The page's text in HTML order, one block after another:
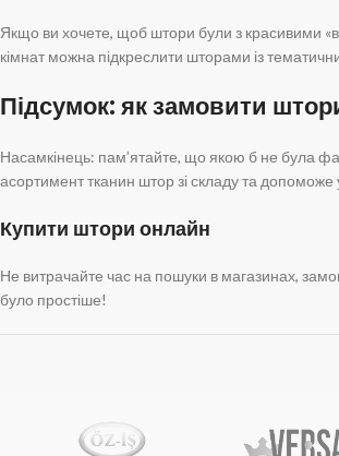
Якщо ви хочете, щоб штори були з красивими
кімнат можна підкреслити шторами із
Підсумок: як замовити
Насамкінець: пам’ятайте, що якою б не була
асортимент тканин штор зі складу та допоможе
Купити штори онлайн
Не витрачайте час на пошуки в магазинах,
було простіше!